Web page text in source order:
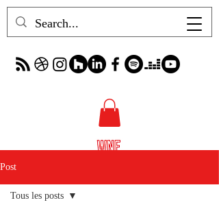
Post
Tous les posts